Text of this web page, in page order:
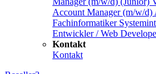
Account Manager (m/w/d)
Fachinformatiker
Entwickler / Web
Kontakt
Kontakt